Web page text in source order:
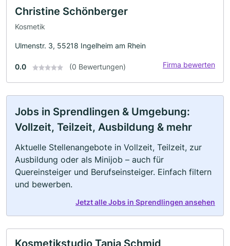
Christine Schönberger
Kosmetik
Ulmenstr. 3, 55218 Ingelheim am Rhein
0.0 (0 Bewertungen) Firma bewerten
Jobs in Sprendlingen & Umgebung:
Vollzeit, Teilzeit, Ausbildung & mehr
Aktuelle Stellenangebote in Vollzeit, Teilzeit, zur
Ausbildung oder als Minijob – auch für
Quereinsteiger und Berufseinsteiger. Einfach filtern
und bewerben.
Jetzt alle Jobs in Sprendlingen ansehen
Kosmetikstudio Tanja Schmid